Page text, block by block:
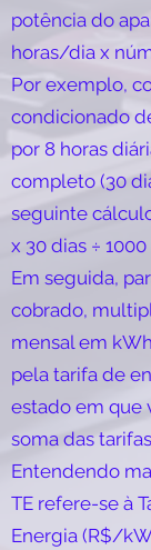
potência do
horas/dia x
Por exemplo,
condicionado
por 8 horas
completo (30
seguinte
x 30 dias ÷
Em seguida,
cobrado,
mensal em
pela tarifa de
estado em que
soma das
Entendendo
TE refere-se à
Energia (R$/